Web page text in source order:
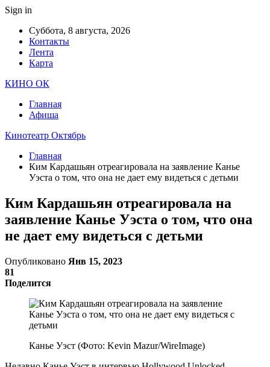
Sign in
Суббота, 8 августа, 2026
Контакты
Лента
Карта
КИНО ОК
Главная
Афиша
Кинотеатр Октябрь
Главная
Ким Кардашьян отреагировала на заявление Канье
Уэста о том, что она не дает ему видеться с детьми
Ким Кардашьян отреагировала на
заявление Канье Уэста о том, что она
не дает ему видеться с детьми
Опубликовано Янв 15, 2023
81
Поделится
Канье Уэст (Фото: Kevin Mazur/WireImage)